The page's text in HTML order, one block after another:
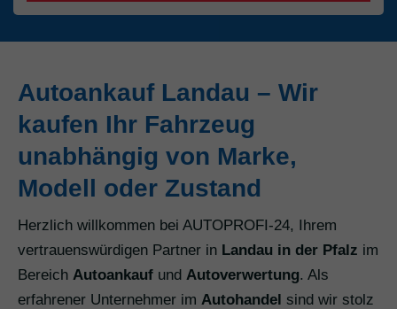
Autoankauf Landau – Wir
kaufen Ihr Fahrzeug
unabhängig von Marke,
Modell oder Zustand
Herzlich willkommen bei AUTOPROFI-24, Ihrem
vertrauenswürdigen Partner in Landau in der Pfalz im
Bereich Autoankauf und Autoverwertung. Als
erfahrener Unternehmer im Autohandel sind wir stolz